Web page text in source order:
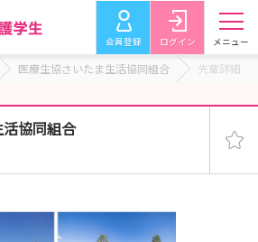
会員登録 ログイン メニュー
医療生協さいたま生活協同組合 先輩詳細
協同組合